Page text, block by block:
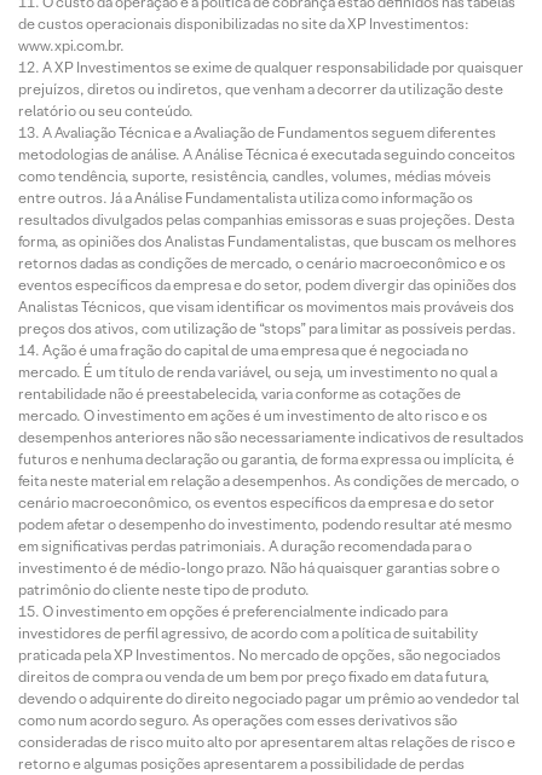
de custos operacionais disponibilizadas no site da XP Investimentos:
www.xpi.com.br.
A XP Investimentos se exime de qualquer responsabilidade por quaisquer
prejuízos, diretos ou indiretos, que venham a decorrer da utilização deste
relatório ou seu conteúdo.
A Avaliação Técnica e a Avaliação de Fundamentos seguem diferentes
metodologias de análise. A Análise Técnica é executada seguindo conceitos
como tendência, suporte, resistência, candles, volumes, médias móveis
entre outros. Já a Análise Fundamentalista utiliza como informação os
resultados divulgados pelas companhias emissoras e suas projeções. Desta
forma, as opiniões dos Analistas Fundamentalistas, que buscam os melhores
retornos dadas as condições de mercado, o cenário macroeconômico e os
eventos específicos da empresa e do setor, podem divergir das opiniões dos
Analistas Técnicos, que visam identificar os movimentos mais prováveis dos
preços dos ativos, com utilização de “stops” para limitar as possíveis perdas.
Ação é uma fração do capital de uma empresa que é negociada no
mercado. É um título de renda variável, ou seja, um investimento no qual a
rentabilidade não é preestabelecida, varia conforme as cotações de
mercado. O investimento em ações é um investimento de alto risco e os
desempenhos anteriores não são necessariamente indicativos de resultados
futuros e nenhuma declaração ou garantia, de forma expressa ou implícita, é
feita neste material em relação a desempenhos. As condições de mercado, o
cenário macroeconômico, os eventos específicos da empresa e do setor
podem afetar o desempenho do investimento, podendo resultar até mesmo
em significativas perdas patrimoniais. A duração recomendada para o
investimento é de médio-longo prazo. Não há quaisquer garantias sobre o
patrimônio do cliente neste tipo de produto.
O investimento em opções é preferencialmente indicado para
investidores de perfil agressivo, de acordo com a política de suitability
praticada pela XP Investimentos. No mercado de opções, são negociados
direitos de compra ou venda de um bem por preço fixado em data futura,
devendo o adquirente do direito negociado pagar um prêmio ao vendedor tal
como num acordo seguro. As operações com esses derivativos são
consideradas de risco muito alto por apresentarem altas relações de risco e
retorno e algumas posições apresentarem a possibilidade de perdas